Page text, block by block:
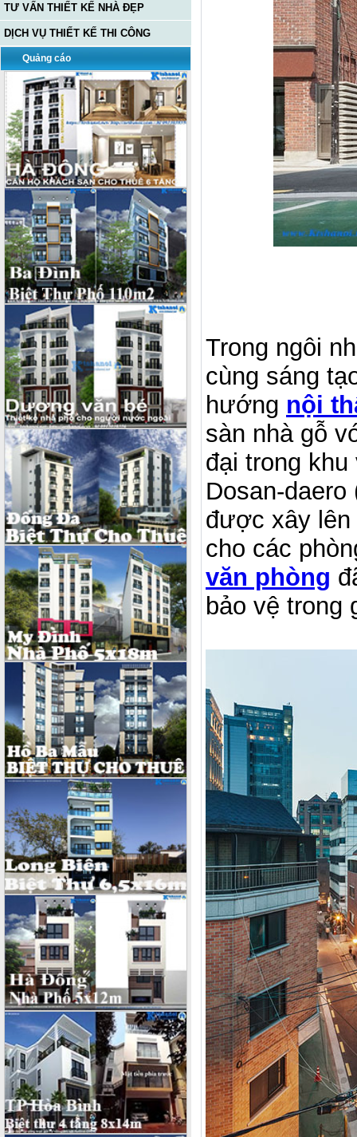
TƯ VẤN THIẾT KẾ NHÀ ĐẸP
DỊCH VỤ THIẾT KẾ THI CÔNG
Quảng cáo
Trong ngôi
cùng sáng
hướng nội
sàn nhà gỗ
đại trong
Dosan-
được xây lên
cho các
văn phòng
bảo vệ trong